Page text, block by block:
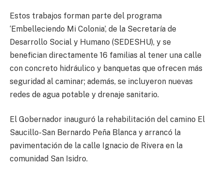
Estos trabajos forman parte del programa
‘Embelleciendo Mi Colonia’, de la Secretaría de
Desarrollo Social y Humano (SEDESHU), y se
benefician directamente 16 familias al tener una calle
con concreto hidráulico y banquetas que ofrecen más
seguridad al caminar; además, se incluyeron nuevas
redes de agua potable y drenaje sanitario.
El Gobernador inauguró la rehabilitación del camino El
Saucillo-San Bernardo Peña Blanca y arrancó la
pavimentación de la calle Ignacio de Rivera en la
comunidad San Isidro.